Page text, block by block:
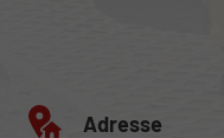
Adresse